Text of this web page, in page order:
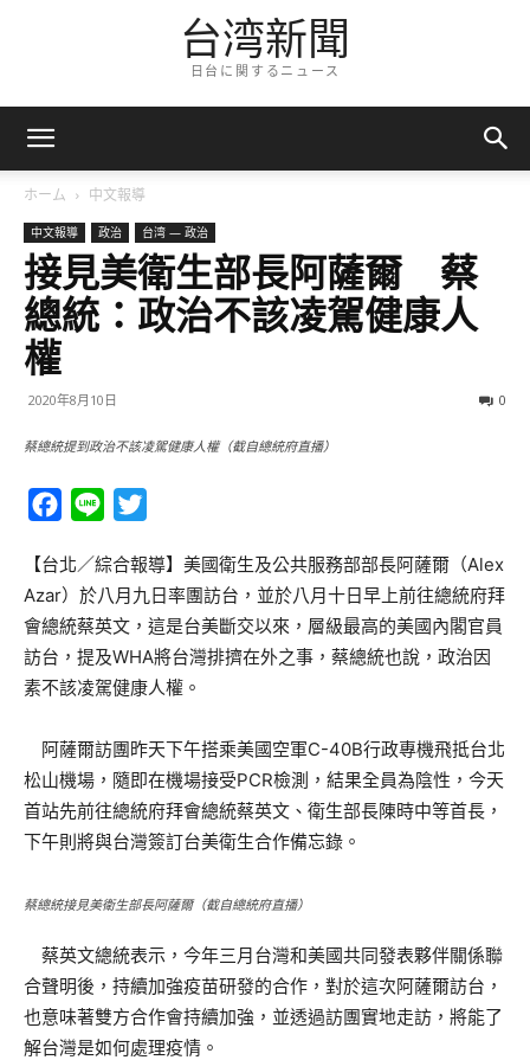
台湾新聞
日台に関するニュース
ホーム 中文報導
中文報導 政治 台湾 — 政治
接見美衛生部長阿薩爾 蔡
總統：政治不該凌駕健康人
權
2020年8月10日 0
蔡總統提到政治不該凌駕健康人權（截自總統府直播）
Facebook
Line
【台北／綜合報導】美國衛生及公共服務部部長阿薩爾（Alex
Azar）於八月九日率團訪台，並於八月十日早上前往總統府拜
會總統蔡英文，這是台美斷交以來，層級最高的美國內閣官員
訪台，提及WHA將台灣排擠在外之事，蔡總統也說，政治因
素不該凌駕健康人權。
阿薩爾訪團昨天下午搭乘美國空軍C-40B行政專機飛抵台北
松山機場，隨即在機場接受PCR檢測，結果全員為陰性，今天
首站先前往總統府拜會總統蔡英文、衛生部長陳時中等首長，
下午則將與台灣簽訂台美衛生合作備忘錄。
蔡總統接見美衛生部長阿薩爾（截自總統府直播）
蔡英文總統表示，今年三月台灣和美國共同發表夥伴關係聯
合聲明後，持續加強疫苗研發的合作，對於這次阿薩爾訪台，
也意味著雙方合作會持續加強，並透過訪團實地走訪，將能了
解台灣是如何處理疫情。